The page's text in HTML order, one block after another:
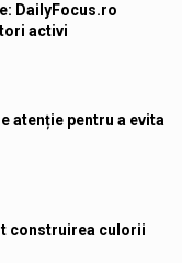
DailyFocus.ro
activi
atenție pentru a evita
construirea culorii